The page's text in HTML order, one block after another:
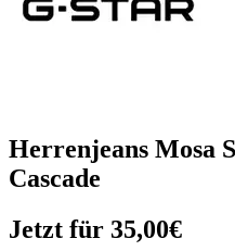
Herrenjeans Mosa
Cascade
Jetzt für 35,00€